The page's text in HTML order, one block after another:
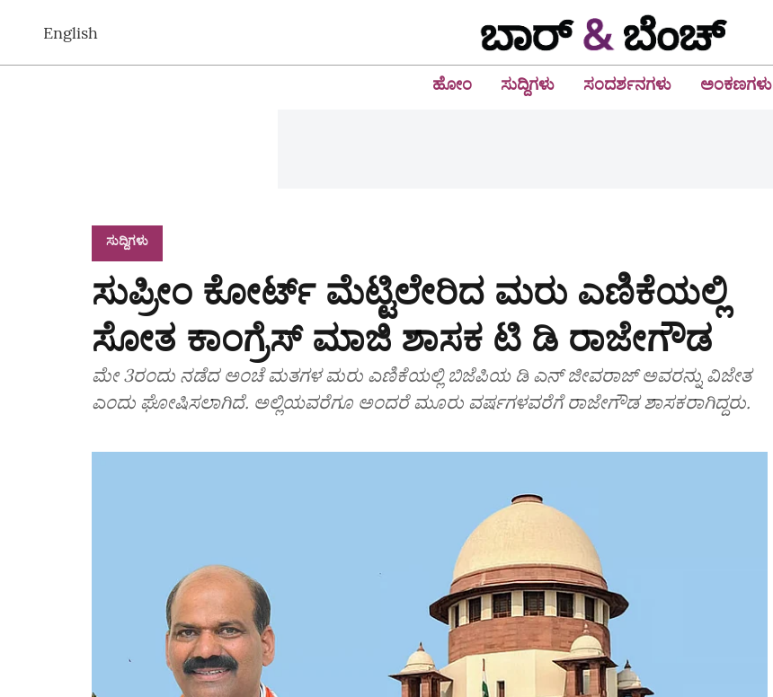
English
ಹೋಂ ಸುದ್ದಿಗಳು ಸಂದರ್ಶನಗಳು ಅಂಕಣಗಳು
ಸುದ್ದಿಗಳು
ಸುಪ್ರೀಂ ಕೋರ್ಟ್‌ ಮೆಟ್ಟಿಲೇರಿದ ಮರು ಎಣಿಕೆಯಲ್ಲಿ
ಸೋತ ಕಾಂಗ್ರೆಸ್‌ ಮಾಜಿ ಶಾಸಕ ಟಿ ಡಿ ರಾಜೇಗೌಡ
ಮೇ 3ರಂದು ನಡೆದ ಅಂಚೆ ಮತಗಳ ಮರು ಎಣಿಕೆಯಲ್ಲಿ ಬಿಜೆಪಿಯ ಡಿ ಎನ್‌ ಜೀವರಾಜ್‌ ಅವರನ್ನು ವಿಜೇತ
ಎಂದು ಘೋಷಿಸಲಾಗಿದೆ. ಅಲ್ಲಿಯವರೆಗೂ ಅಂದರೆ ಮೂರು ವರ್ಷಗಳವರೆಗೆ ರಾಜೇಗೌಡ ಶಾಸಕರಾಗಿದ್ದರು.